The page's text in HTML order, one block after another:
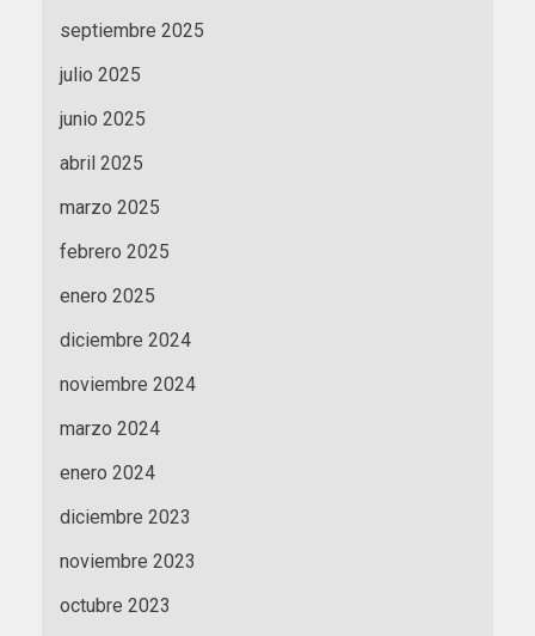
septiembre 2025
julio 2025
junio 2025
abril 2025
marzo 2025
febrero 2025
enero 2025
diciembre 2024
noviembre 2024
marzo 2024
enero 2024
diciembre 2023
noviembre 2023
octubre 2023